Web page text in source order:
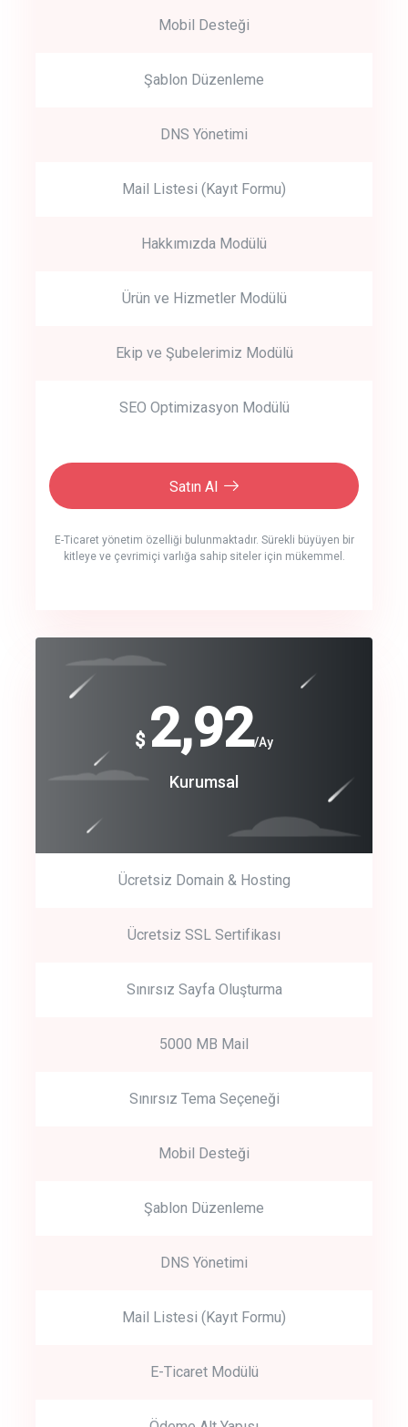
Mobil Desteği
Şablon Düzenleme
DNS Yönetimi
Mail Listesi (Kayıt Formu)
Hakkımızda Modülü
Ürün ve Hizmetler Modülü
Ekip ve Şubelerimiz Modülü
SEO Optimizasyon Modülü
Satın Al
E-Ticaret yönetim özelliği bulunmaktadır. Sürekli büyüyen bir
kitleye ve çevrimiçi varlığa sahip siteler için mükemmel.
crm auto cync
track energy costs
Get Started
Start by trying our service for 30 days free trial no credit card
$ 2,92/Ay
Kurumsal
Ücretsiz Domain & Hosting
Ücretsiz SSL Sertifikası
Sınırsız Sayfa Oluşturma
5000 MB Mail
Sınırsız Tema Seçeneği
Mobil Desteği
Şablon Düzenleme
DNS Yönetimi
Mail Listesi (Kayıt Formu)
E-Ticaret Modülü
$
240
Coroprate